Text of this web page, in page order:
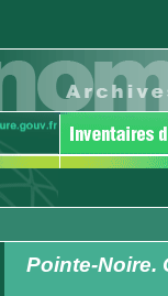
Pointe-Noire.